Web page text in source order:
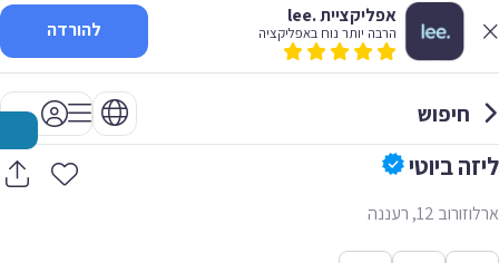
אפליקציית .lee
הרבה יותר נוח באפליקציה להורדה
חיפוש
ליזה ביוטי
ארלוזורוב 12, רעננה